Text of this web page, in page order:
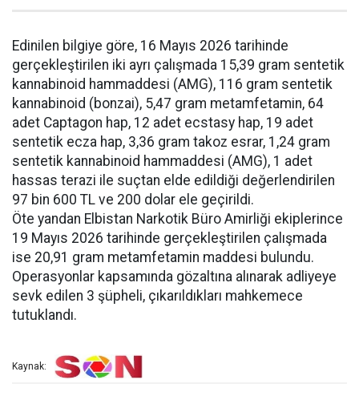
Edinilen bilgiye göre, 16 Mayıs 2026 tarihinde
gerçekleştirilen iki ayrı çalışmada 15,39 gram sentetik
kannabinoid hammaddesi (AMG), 116 gram sentetik
kannabinoid (bonzai), 5,47 gram metamfetamin, 64
adet Captagon hap, 12 adet ecstasy hap, 19 adet
sentetik ecza hap, 3,36 gram takoz esrar, 1,24 gram
sentetik kannabinoid hammaddesi (AMG), 1 adet
hassas terazi ile suçtan elde edildiği değerlendirilen
97 bin 600 TL ve 200 dolar ele geçirildi.
Öte yandan Elbistan Narkotik Büro Amirliği ekiplerince
19 Mayıs 2026 tarihinde gerçekleştirilen çalışmada
ise 20,91 gram metamfetamin maddesi bulundu.
Operasyonlar kapsamında gözaltına alınarak adliyeye
sevk edilen 3 şüpheli, çıkarıldıkları mahkemece
tutuklandı.
Kaynak: